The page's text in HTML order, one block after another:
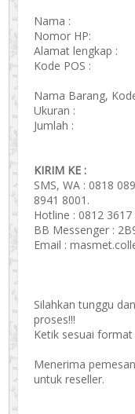
Nama :
Nomor HP:
Alamat lengkap :
Kode POS :
Nama Barang,
Ukuran :
Jumlah :
KIRIM KE :
SMS, WA : 0818
8941 8001.
Hotline : 0812 3617
BB Messenger :
Email :
Silahkan tunggu
proses!!!
Ketik sesuai
Menerima
untuk reseller.